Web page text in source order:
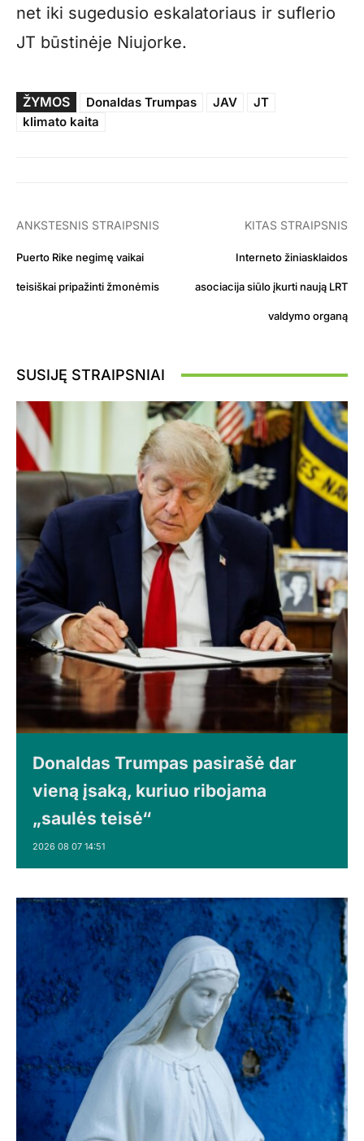
net iki sugedusio eskalatoriaus ir suflerio
JT būstinėje Niujorke.
ŽYMOS Donaldas Trumpas JAV
JT
klimato kaita
ANKSTESNIS STRAIPSNIS
Puerto Rike negimę vaikai
teisiškai pripažinti žmonėmis
KITAS STRAIPSNIS
Interneto žiniasklaidos
asociacija siūlo įkurti naują LRT
valdymo organą
SUSIJĘ STRAIPSNIAI
Donaldas Trumpas pasirašė dar
vieną įsaką, kuriuo ribojama
„saulės teisė“
2026 08 07 14:51